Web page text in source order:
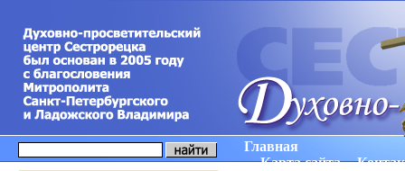
Главная
Карта сайта